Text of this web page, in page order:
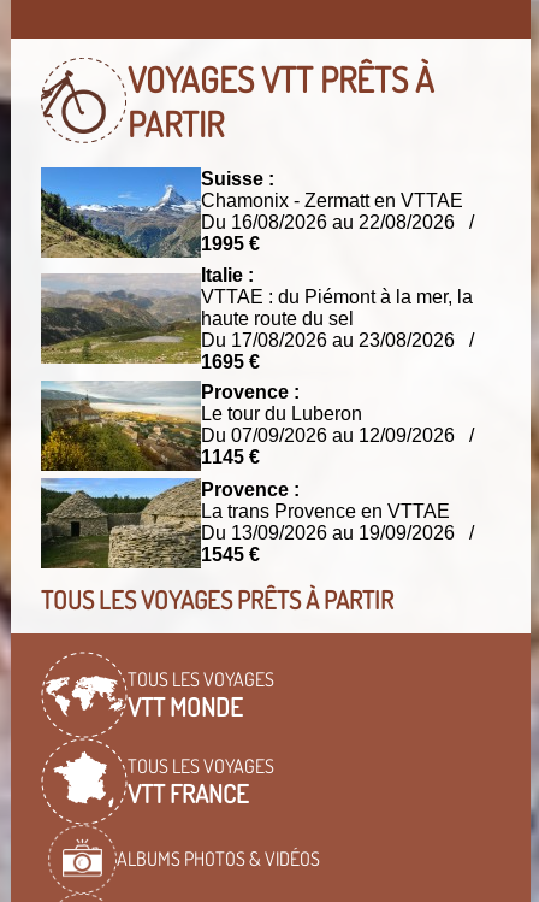
VOYAGES VTTPRÊTS À
PARTIR
Suisse :
Chamonix - Zermatt en VTTAE
Du 16/08/2026 au 22/08/2026 /
1995 €
Italie :
VTTAE : du Piémont à la mer, la
haute route du sel
Du 17/08/2026 au 23/08/2026 /
1695 €
Provence :
Le tour du Luberon
Du 07/09/2026 au 12/09/2026 /
1145 €
Provence :
La trans Provence en VTTAE
Du 13/09/2026 au 19/09/2026 /
1545 €
TOUS LES VOYAGES PRÊTS À PARTIR
TOUS LES VOYAGES
VTT MONDE
TOUS LES VOYAGES
VTT FRANCE
ALBUMS PHOTOS & VIDÉOS